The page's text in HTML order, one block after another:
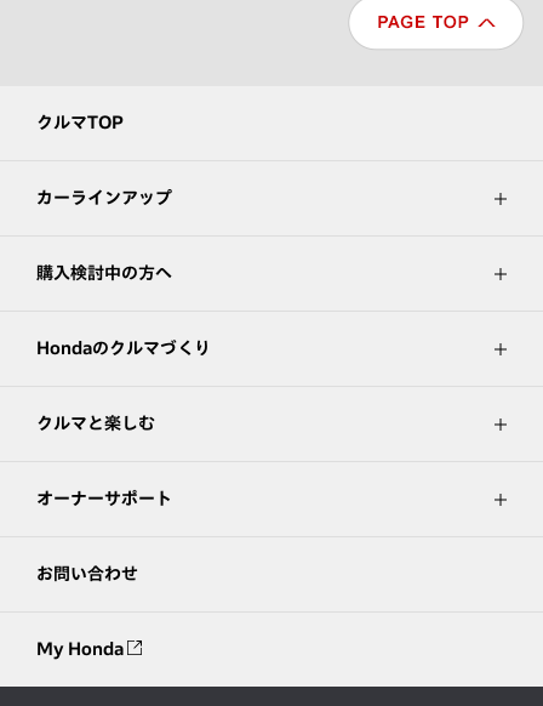
クルマTOP
カーラインアップ
購入検討中の方へ
Hondaのクルマづくり
クルマと楽しむ
オーナーサポート
お問い合わせ
My Honda